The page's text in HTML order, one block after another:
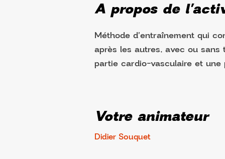
A propos de
Méthode d'entraînement qui
après les autres, avec ou
partie cardio-vasculaire et
Votre animateur
Didier Souquet